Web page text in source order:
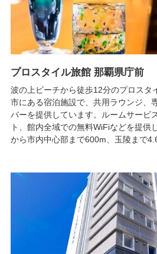
プロスタイル旅館 那覇県庁前
波の上ビーチから徒歩12分のプロスタ
市にある宿泊施設で、共用ラウンジ、
バーを提供しています。ルームサービ
ト、館内全域での無料WiFiなどを提供
から市内中心部まで600m、玉陵まで